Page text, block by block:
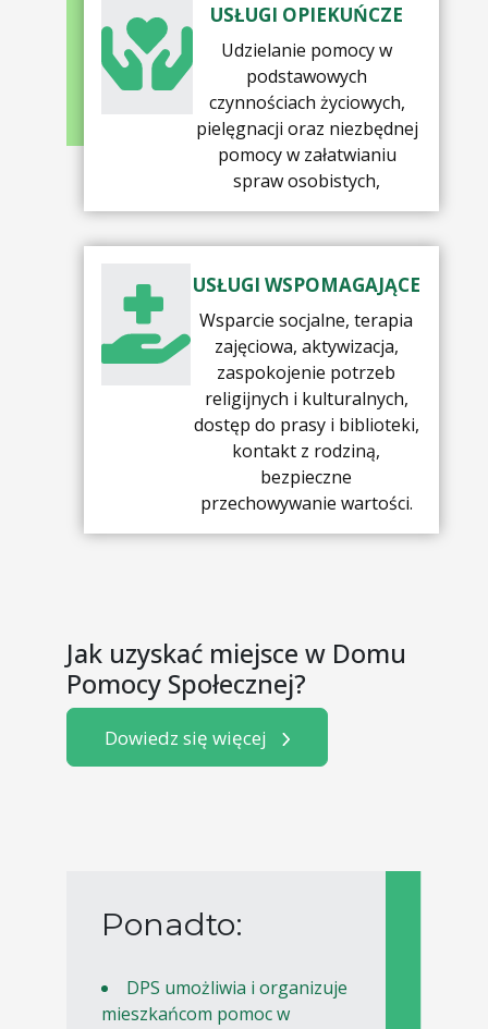
USŁUGI OPIEKUŃCZE
Udzielanie pomocy w
podstawowych
czynnościach życiowych,
pielęgnacji oraz niezbędnej
pomocy w załatwianiu
spraw osobistych,
USŁUGI WSPOMAGAJĄCE
Wsparcie socjalne, terapia
zajęciowa, aktywizacja,
zaspokojenie potrzeb
religijnych i kulturalnych,
dostęp do prasy i biblioteki,
kontakt z rodziną,
bezpieczne
przechowywanie wartości.
Jak uzyskać miejsce w Domu
Pomocy Społecznej?
Dowiedz się więcej
Ponadto:
DPS umożliwia i organizuje
mieszkańcom pomoc w